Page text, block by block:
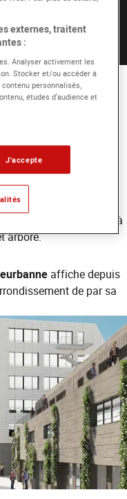
page Eventbrite
de bâtir un lieu propice à
arboré.
affiche depuis
de par sa
externes, traitent
:
Analyser activement les
Stocker et/ou accéder à
personnalisés,
études d’audience et
J'accepte